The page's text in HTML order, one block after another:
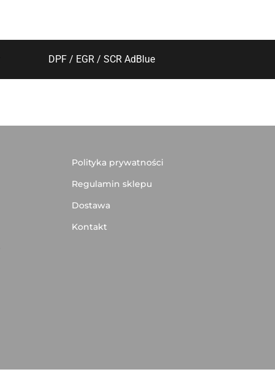
DPF / EGR / SCR AdBlue
Polityka prywatności
Regulamin sklepu
Dostawa
Kontakt